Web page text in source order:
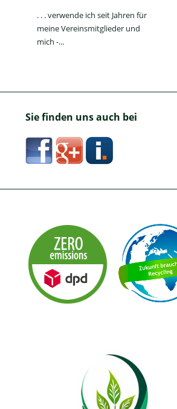
. . . verwende ich seit Jahren für
meine Vereinsmitglieder und
mich -...
Sie finden uns auch bei